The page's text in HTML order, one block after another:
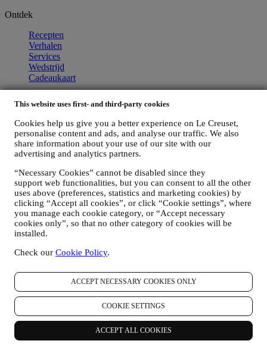
This website uses first- and third-party cookies
Cookies help us give you a better experience on Le Creuset,
personalise content and ads, and analyse our traffic. We also
share information about your use of our site with our
advertising and analytics partners.
“Necessary Cookies” cannot be disabled since they
support web functionalities, but you can consent to all the other
uses above (preferences, statistics and marketing cookies) by
clicking “Accept all cookies”, or click “Cookie settings”, where
you manage each cookie category, or “Accept necessary
cookies only”, so that no other category of cookies will be
installed.
Check our Cookie Policy.
ACCEPT NECESSARY COOKIES ONLY
COOKIE SETTINGS
ACCEPT ALL COOKIES
Ontdek
Recepten
Verhalen
Services
Wedstrijd
Cadeaukaart
Onze Heritage
Ons Ambacht
Winkelzoeker
Werken bij Le Creuset
Ondersteuning
Gebruiksaanwijzing
Garantie
FAQ's
Verzending & retour
Contacteer ons
Algemene leveringsvoorwaarden
Verkoop- en Gebruiksvoorwaarden Cadeaukaarten
Cookiebeleid
Algemene Gebruiksvoorwaarden
Privacyverklaring - Retail-CCTV